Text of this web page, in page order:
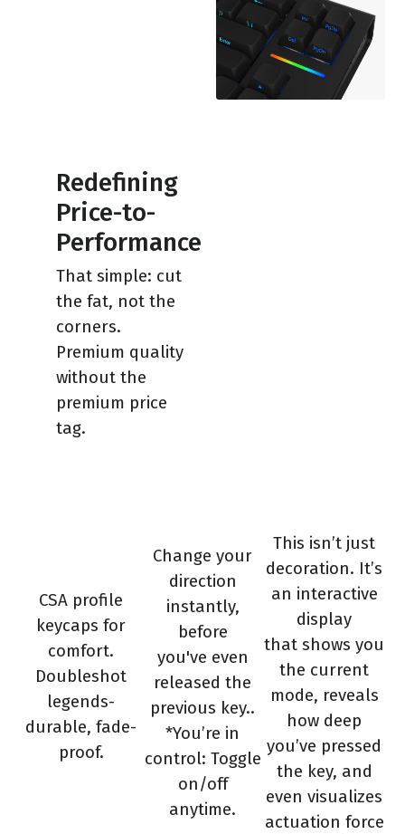
Redefining
Price-to-
Performance
That simple: cut
the fat, not the
corners.
Premium quality
without the
premium price
tag.
CSA profile
keycaps for
comfort.
Doubleshot
legends-
durable, fade-
proof.
Change your
direction
instantly,
before
you've even
released the
previous key..
*You’re in
control: Toggle
on/off
anytime.
This isn’t just
decoration. It’s
an interactive
display
that shows you
the current
mode, reveals
how deep
you’ve pressed
the key, and
even visualizes
actuation force